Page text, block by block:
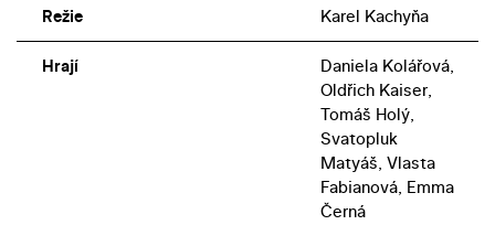
Režie Karel Kachyňa
Hrají
Daniela Kolářová,
Oldřich Kaiser,
Tomáš Holý,
Svatopluk
Matyáš, Vlasta
Fabianová, Emma
Černá